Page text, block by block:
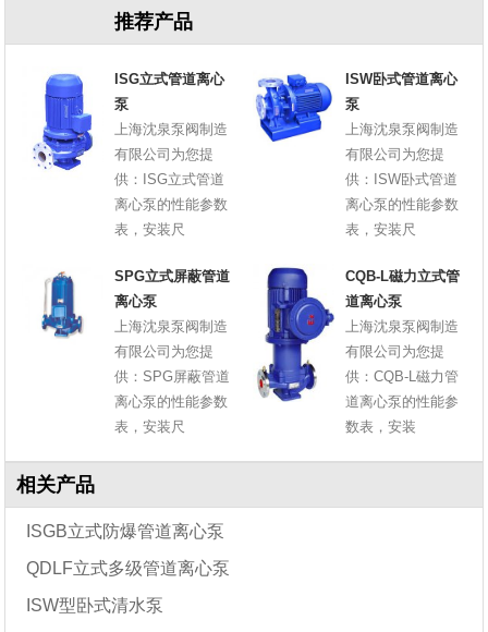
推荐产品
ISG立式管道离心
泵
上海沈泉泵阀制造
有限公司为您提
供：ISG立式管道
离心泵的性能参数
表，安装尺
ISW卧式管道离心
泵
上海沈泉泵阀制造
有限公司为您提
供：ISW卧式管道
离心泵的性能参数
表，安装尺
SPG立式屏蔽管道
离心泵
上海沈泉泵阀制造
有限公司为您提
供：SPG屏蔽管道
离心泵的性能参数
表，安装尺
CQB-L磁力立式管
道离心泵
上海沈泉泵阀制造
有限公司为您提
供：CQB-L磁力管
道离心泵的性能参
数表，安装
相关产品
ISGB立式防爆管道离心泵
QDLF立式多级管道离心泵
ISW型卧式清水泵